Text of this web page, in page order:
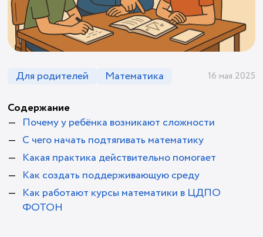
Для родителей Математика 16 мая 2025
Содержание
Почему у ребёнка возникают сложности
С чего начать подтягивать математику
Какая практика действительно помогает
Как создать поддерживающую среду
Как работают курсы математики в ЦДПО
ФОТОН